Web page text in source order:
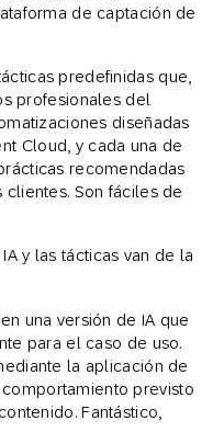
de captación de
predefinidas que,
profesionales del
diseñadas
Cloud, y cada una de
recomendadas
Son fáciles de
y las tácticas van de la
una versión de IA que
para el caso de uso.
la aplicación de
previsto
Fantástico,